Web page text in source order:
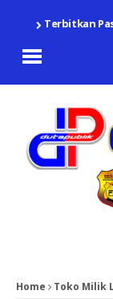
Terbitkan
Home Toko Milik